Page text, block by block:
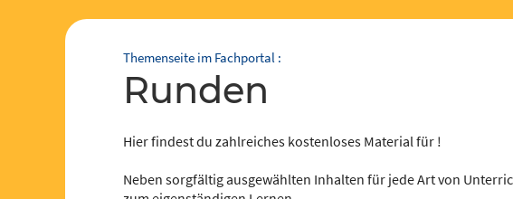
Themenseite im Fachportal :
Runden
Hier findest du zahlreiches kostenloses Material für !
Neben sorgfältig ausgewählten Inhalten für jede Art von